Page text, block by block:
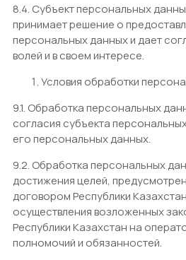
8.4. Субъект персональных
принимает решение о
персональных данных и дает
волей и в своем интересе.
Условия обработки
9.1. Обработка персональных
согласия субъекта
его персональных данных.
9.2. Обработка персональных
достижения целей,
договором Республики
осуществления возложенных
Республики Казахстан на
полномочий и обязанностей.